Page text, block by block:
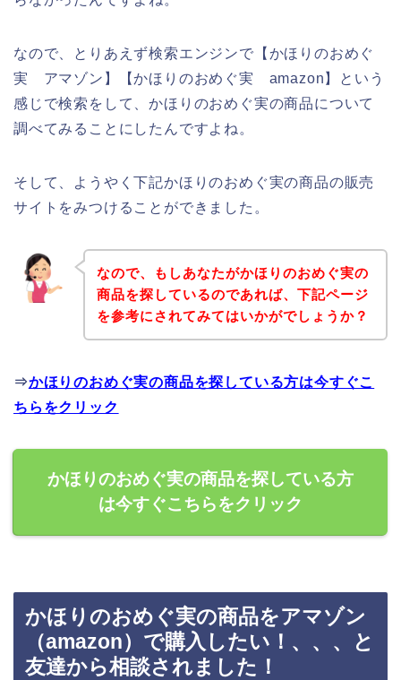
なので、とりあえず検索エンジンで【かほりのおめぐ
実 アマゾン】【かほりのおめぐ実 amazon】という
感じで検索をして、かほりのおめぐ実の商品について
調べてみることにしたんですよね。
そして、ようやく下記かほりのおめぐ実の商品の販売
サイトをみつけることができました。
なので、もしあなたがかほりのおめぐ実の
商品を探しているのであれば、下記ページ
を参考にされてみてはいかがでしょうか？
⇒かほりのおめぐ実の商品を探している方は今すぐこ
ちらをクリック
かほりのおめぐ実の商品を探している方
は今すぐこちらをクリック
かほりのおめぐ実の商品をアマゾン
（amazon）で購入したい！、、、と
友達から相談されました！